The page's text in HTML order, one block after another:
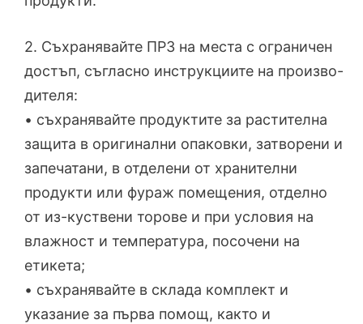
2. Съхранявайте ПРЗ на места с ограничен
достъп, съгласно инструкциите на произво-
дителя:
• съхранявайте продуктите за растителна
защита в оригинални опаковки, затворени и
запечатани, в отделени от хранителни
продукти или фураж помещения, отделно
от из-куствени торове и при условия на
влажност и температура, посочени на
етикета;
• съхранявайте в склада комплект и
указание за първа помощ, както и